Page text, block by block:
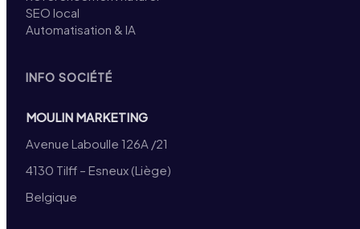
SEO local
Automatisation & IA
INFO SOCIÉTÉ
MOULIN MARKETING
Avenue Laboulle 126A /21
4130 Tilff – Esneux (Liège)
Belgique